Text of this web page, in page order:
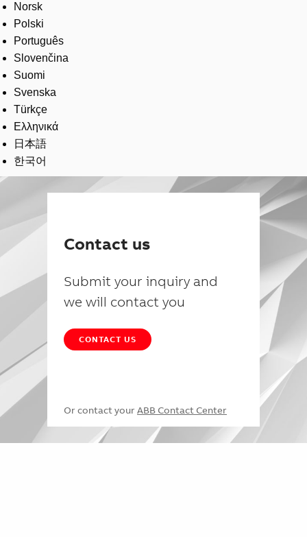
Norsk
Polski
Português
Slovenčina
Suomi
Svenska
Türkçe
Ελληνικά
日本語
한국어
Contact us
Submit your inquiry and
we will contact you
CONTACT US
Or contact your ABB Contact Center